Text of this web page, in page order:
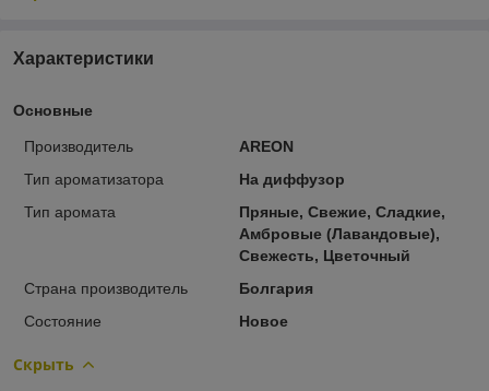
Характеристики
Основные
Производитель
AREON
Тип ароматизатора
На диффузор
Тип аромата
Пряные, Свежие, Сладкие,
Амбровые (Лавандовые),
Свежесть, Цветочный
Страна производитель
Болгария
Состояние
Новое
Скрыть